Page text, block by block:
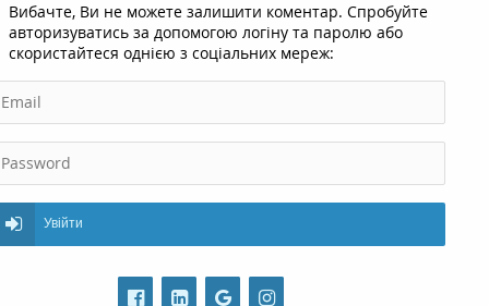
Вибачте, Ви не можете залишити коментар. Спробуйте
авторизуватись за допомогою логіну та паролю або
скористайтеся однією з соціальних мереж:
Увійти